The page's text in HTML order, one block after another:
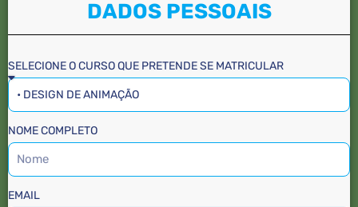
DADOS PESSOAIS
SELECIONE O CURSO QUE PRETENDE SE MATRICULAR
NOME COMPLETO
EMAIL